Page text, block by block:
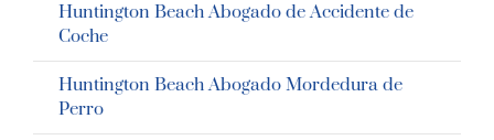
Huntington Beach Abogado de Accidente de
Coche
Huntington Beach Abogado Mordedura de
Perro